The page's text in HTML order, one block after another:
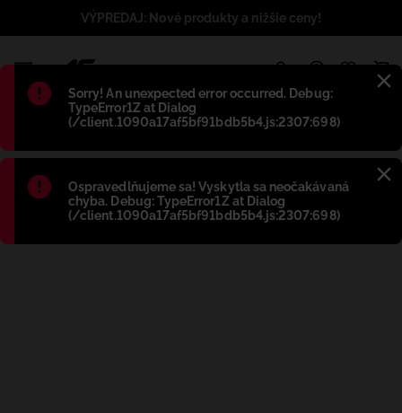
Błąd:
Sorry! An unexpected error occurred. Debug:
TypeError1Z at Dialog
(/client.1090a17af5bf91bdb5b4.js:2307:698)
Błąd:
Ospravedlňujeme sa! Vyskytla sa neočakávaná
chyba. Debug: TypeError1Z at Dialog
(/client.1090a17af5bf91bdb5b4.js:2307:698)
VÝPREDAJ: Nové produkty a nižšie ceny!